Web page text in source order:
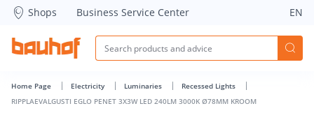
RIPPLAEVALGUSTI EGLO PENET 3X3W LED 240LM 3000K
Shops Business Service Center EN
Home Page Electricity Luminaries
Recessed Lights
RIPPLAEVALGUSTI EGLO PENET 3X3W LED 240LM 3000K Ø78MM KROOM